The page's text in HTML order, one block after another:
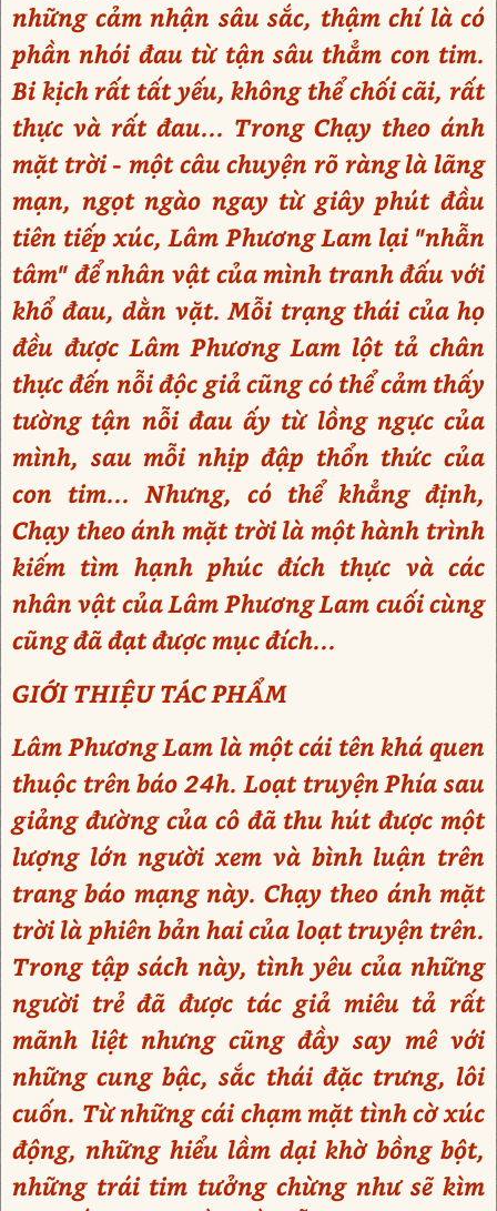
những cảm nhận sâu sắc, thậm chí là có
phần nhói đau từ tận sâu thẳm con tim.
Bi kịch rất tất yếu, không thể chối cãi, rất
thực và rất đau... Trong Chạy theo ánh
mặt trời - một câu chuyện rõ ràng là lãng
mạn, ngọt ngào ngay từ giây phút đầu
tiên tiếp xúc, Lâm Phương Lam lại "nhẫn
tâm" để nhân vật của mình tranh đấu với
khổ đau, dằn vặt. Mỗi trạng thái của họ
đều được Lâm Phương Lam lột tả chân
thực đến nỗi độc giả cũng có thể cảm thấy
tường tận nỗi đau ấy từ lồng ngực của
mình, sau mỗi nhịp đập thổn thức của
con tim... Nhưng, có thể khẳng định,
Chạy theo ánh mặt trời là một hành trình
kiếm tìm hạnh phúc đích thực và các
nhân vật của Lâm Phương Lam cuối cùng
cũng đã đạt được mục đích...
GIỚI THIỆU TÁC PHẨM
Lâm Phương Lam là một cái tên khá quen
thuộc trên báo 24h. Loạt truyện Phía sau
giảng đường của cô đã thu hút được một
lượng lớn người xem và bình luận trên
trang báo mạng này. Chạy theo ánh mặt
trời là phiên bản hai của loạt truyện trên.
Trong tập sách này, tình yêu của những
người trẻ đã được tác giả miêu tả rất
mãnh liệt nhưng cũng đầy say mê với
những cung bậc, sắc thái đặc trưng, lôi
cuốn. Từ những cái chạm mặt tình cờ xúc
động, những hiểu lầm dại khờ bồng bột,
những trái tim tưởng chừng như sẽ kìm